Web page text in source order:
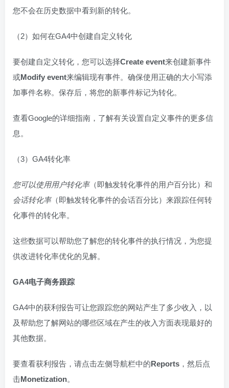
您不会在历史数据中看到新的转化。
（2）如何在GA4中创建自定义转化
要创建自定义转化，您可以选择Create event来创建新事件
或Modify event来编辑现有事件。确保使用正确的大小写添
加事件名称。保存后，将您的新事件标记为转化。
查看Google的详细指南，了解有关设置自定义事件的更多信
息。
（3）GA4转化率
您可以使用用户转化率（即触发转化事件的用户百分比）和
会话转化率（即触发转化事件的会话百分比）来跟踪任何转
化事件的转化率。
这些数据可以帮助您了解您的转化事件的执行情况，为您提
供改进转化率优化的见解。
GA4电子商务跟踪
GA4中的获利报告可让您跟踪您的网站产生了多少收入，以
及帮助您了解网站的哪些区域在产生的收入方面表现最好的
其他数据。
要查看获利报告，请点击左侧导航栏中的Reports ，然后点
击Monetization。